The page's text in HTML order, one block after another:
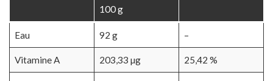
100 g
Eau 92 g –
Vitamine A 203,33 µg 25,42 %